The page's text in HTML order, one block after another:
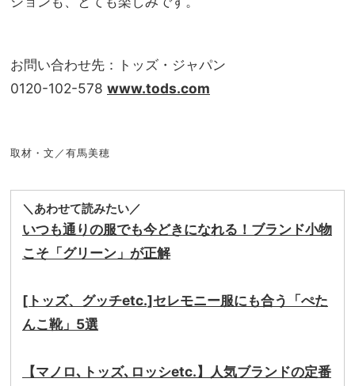
お問い合わせ先：トッズ・ジャパン
0120-102-578 www.tods.com
取材・文／有馬美穂
＼あわせて読みたい／
いつも通りの服でも今どきになれる！ブランド小物
こそ「グリーン」が正解
[トッズ、グッチetc.]セレモニー服にも合う「ぺた
んこ靴」5選
【マノロ､トッズ､ロッシetc.】人気ブランドの定番